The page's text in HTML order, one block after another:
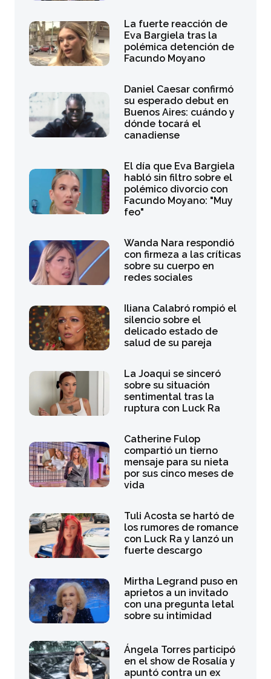
La fuerte reacción de
Eva Bargiela tras la
polémica detención de
Facundo Moyano
Daniel Caesar confirmó
su esperado debut en
Buenos Aires: cuándo y
dónde tocará el
canadiense
El día que Eva Bargiela
habló sin filtro sobre el
polémico divorcio con
Facundo Moyano: "Muy
feo"
Wanda Nara respondió
con firmeza a las críticas
sobre su cuerpo en
redes sociales
Iliana Calabró rompió el
silencio sobre el
delicado estado de
salud de su pareja
La Joaqui se sinceró
sobre su situación
sentimental tras la
ruptura con Luck Ra
Catherine Fulop
compartió un tierno
mensaje para su nieta
por sus cinco meses de
vida
Tuli Acosta se hartó de
los rumores de romance
con Luck Ra y lanzó un
fuerte descargo
Mirtha Legrand puso en
aprietos a un invitado
con una pregunta letal
sobre su intimidad
Ángela Torres participó
en el show de Rosalía y
apuntó contra un ex